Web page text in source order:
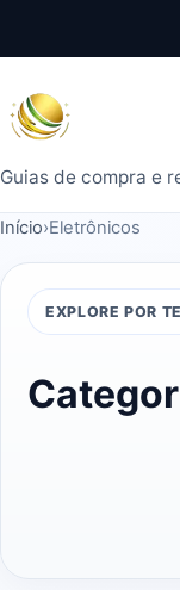
conteúdo
Guias de compra e
Início›Eletrônicos
EXPLORE POR